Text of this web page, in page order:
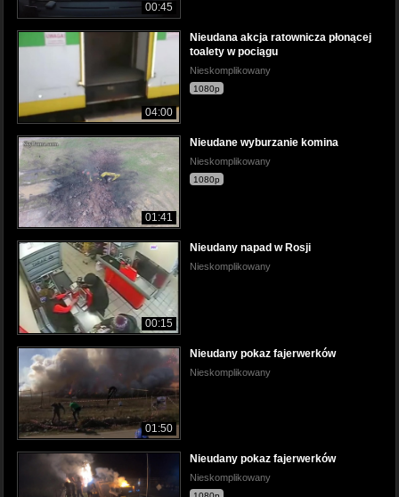
00:45
04:00
Nieudana akcja ratownicza płonącej
toalety w pociągu
Nieskomplikowany
1080p
01:41
Nieudane wyburzanie komina
Nieskomplikowany
1080p
00:15
Nieudany napad w Rosji
Nieskomplikowany
01:50
Nieudany pokaz fajerwerków
Nieskomplikowany
Nieudany pokaz fajerwerków
Nieskomplikowany